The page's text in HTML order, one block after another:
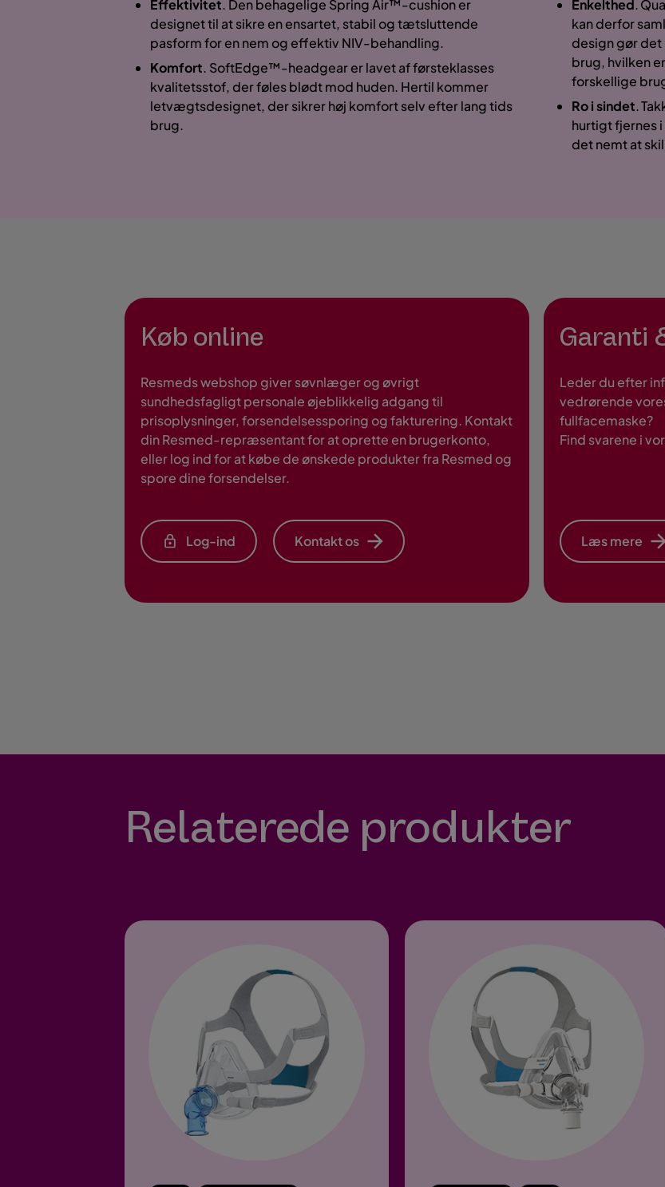
Effektivitet. Den behagelige Spring Air™-cushion er
designet til at sikre en ensartet, stabil og tætsluttende
pasform for en nem og effektiv NIV-behandling.
Komfort. SoftEdge™-headgear er lavet af førsteklasses
kvalitetsstof, der føles blødt mod huden. Hertil kommer
letvægtsdesignet, der sikrer høj komfort selv efter lang tids
brug.
Enkelthed.
kan derfor
design gør det
brug, hvilken
forskellige
Ro i sindet.
hurtigt fjernes
det nemt at
Køb online
Resmeds webshop giver søvnlæger og øvrigt
sundhedsfagligt personale øjeblikkelig adgang til
prisoplysninger, forsendelsessporing og fakturering. Kontakt
din Resmed-repræsentant for at oprette en brugerkonto,
eller log ind for at købe de ønskede produkter fra Resmed og
spore dine forsendelser.
Log-ind Kontakt os
Garanti
Leder du efter
vedrørende
fullfacemaske?
Find svarene i
Læs mere
Relaterede produkter